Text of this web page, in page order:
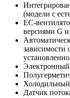
(модели с
EC-
версиями G
зависимости
Холодильный
Датчик